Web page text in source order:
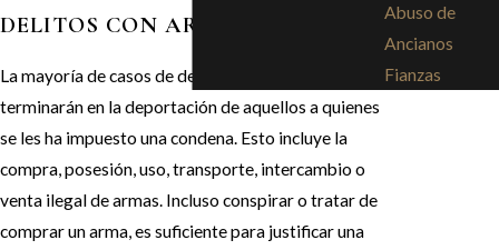
DELITOS CON ARMAS DE FUEGO
La mayoría de casos de delitos con armas de fuego,
terminarán en la deportación de aquellos a quienes
se les ha impuesto una condena. Esto incluye la
compra, posesión, uso, transporte, intercambio o
venta ilegal de armas. Incluso conspirar o tratar de
comprar un arma, es suficiente para justificar una
Abuso de
Ancianos
Fianzas